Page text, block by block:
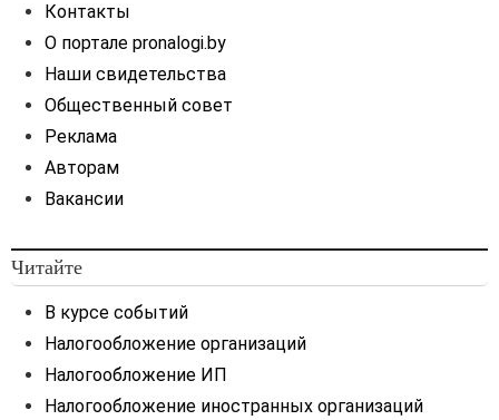
Контакты
О портале pronalogi.by
Наши свидетельства
Общественный совет
Реклама
Авторам
Вакансии
Читайте
В курсе событий
Налогообложение организаций
Налогообложение ИП
Налогообложение иностранных организаций